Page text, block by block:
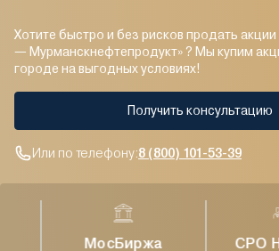
Хотите быстро и без рисков продать
— Мурманскнефтепродукт» ? Мы купим
городе на выгодных условиях!
Получить консультацию
Или по телефону:8 (800) 101-53-39
МосБиржа СРО